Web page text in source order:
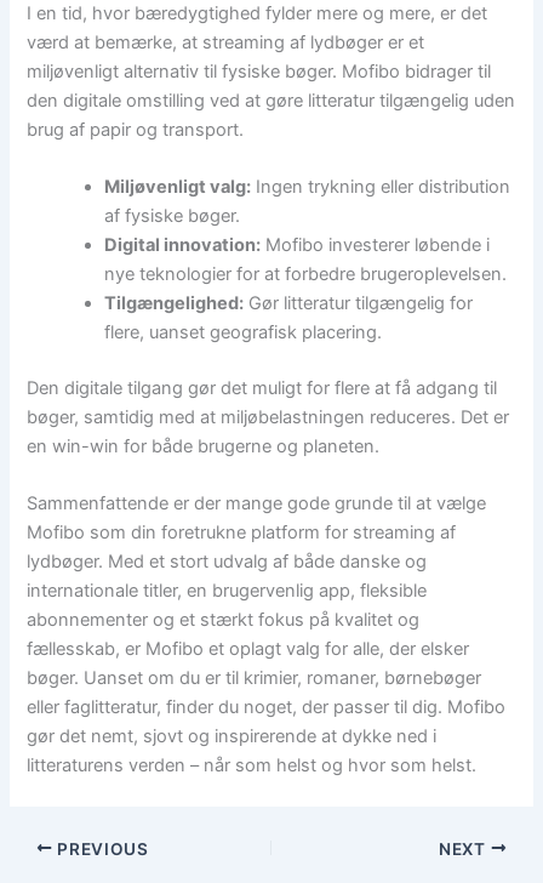
I en tid, hvor bæredygtighed fylder mere og mere, er det
værd at bemærke, at streaming af lydbøger er et
miljøvenligt alternativ til fysiske bøger. Mofibo bidrager til
den digitale omstilling ved at gøre litteratur tilgængelig uden
brug af papir og transport.
Miljøvenligt valg: Ingen trykning eller distribution
af fysiske bøger.
Digital innovation: Mofibo investerer løbende i
nye teknologier for at forbedre brugeroplevelsen.
Tilgængelighed: Gør litteratur tilgængelig for
flere, uanset geografisk placering.
Den digitale tilgang gør det muligt for flere at få adgang til
bøger, samtidig med at miljøbelastningen reduceres. Det er
en win-win for både brugerne og planeten.
Sammenfattende er der mange gode grunde til at vælge
Mofibo som din foretrukne platform for streaming af
lydbøger. Med et stort udvalg af både danske og
internationale titler, en brugervenlig app, fleksible
abonnementer og et stærkt fokus på kvalitet og
fællesskab, er Mofibo et oplagt valg for alle, der elsker
bøger. Uanset om du er til krimier, romaner, børnebøger
eller faglitteratur, finder du noget, der passer til dig. Mofibo
gør det nemt, sjovt og inspirerende at dykke ned i
litteraturens verden – når som helst og hvor som helst.
PREVIOUS NEXT